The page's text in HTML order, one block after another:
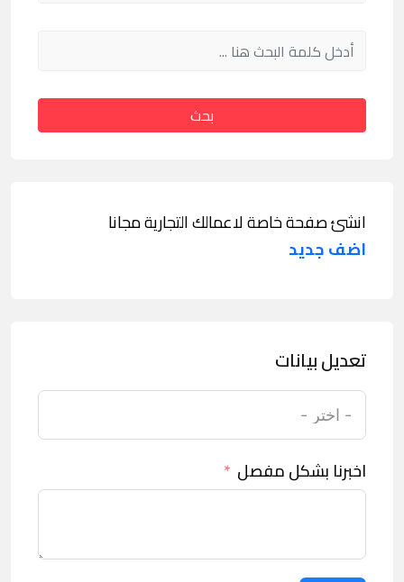
بحث
انشئ صفحة خاصة لاعمالك التجارية مجانا
اضف جديد
تعديل بيانات
اخبرنا بشكل مفصل